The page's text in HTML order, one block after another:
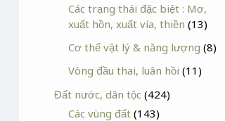
Các trạng thái đặc biệt : Mơ,
xuất hồn, xuất vía, thiền (13)
Cơ thể vật lý & năng lượng (8)
Vòng đầu thai, luân hồi (11)
Đất nước, dân tộc (424)
Các vùng đất (143)